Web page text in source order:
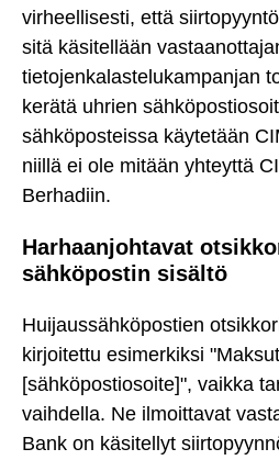
virheellisesti, että
sitä käsitellään
tietojenkalastelukampanjan
kerätä uhrien
sähköposteissa käytetään
niillä ei ole mitään yhteyttä
Berhadiin.
Harhaanjohtavat
sähköpostin sisältö
Huijaussähköpostien
kirjoitettu esimerkiksi
[sähköpostiosoite]", vaikka
vaihdella. Ne ilmoittavat
Bank on käsitellyt